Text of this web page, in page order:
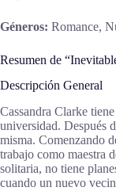
Géneros: Romance,
Resumen de
Descripción General
Cassandra Clarke
universidad. Después
misma. Comenzando
trabajo como maestra
solitaria, no tiene
cuando un nuevo